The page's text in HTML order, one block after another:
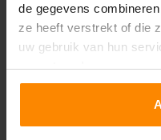
de gegevens
ze heeft verstrekt of die
uw gebruik van hun
accepteren!
Een maat die